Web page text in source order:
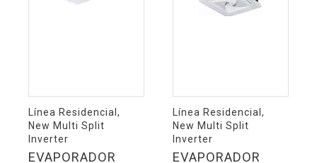
Línea Residencial,
New Multi Split
Inverter
EVAPORADOR
Línea Residencial,
New Multi Split
Inverter
EVAPORADOR